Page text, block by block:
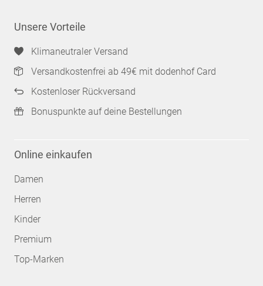
Unsere Vorteile
Klimaneutraler Versand
Versandkostenfrei ab 49€ mit dodenhof Card
Kostenloser Rückversand
Bonuspunkte auf deine Bestellungen
Online einkaufen
Damen
Herren
Kinder
Premium
Top-Marken